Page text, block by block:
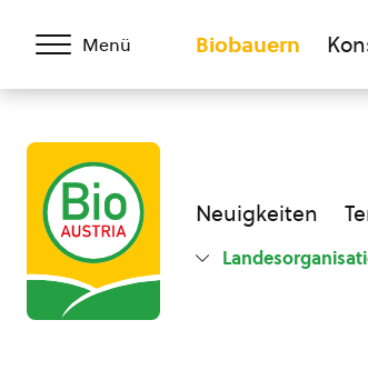
Menü Biobauern
Neuigkeiten